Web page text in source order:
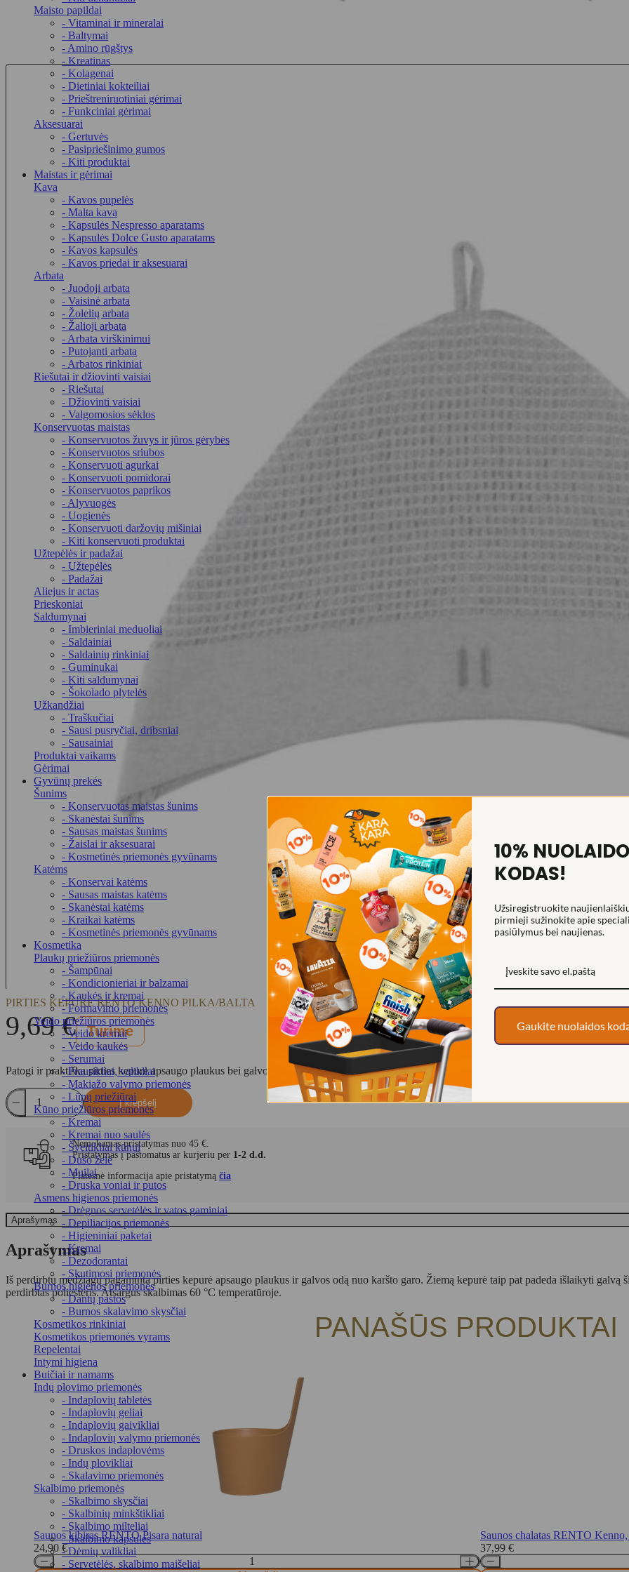
Maisto papildai
- Vitaminai ir mineralai
- Baltymai
- Amino rūgštys
- Kreatinas
- Kolagenai
- Dietiniai kokteiliai
- Prieštreniruotiniai gėrimai
- Funkciniai gėrimai
Aksesuarai
- Gertuvės
- Pasipriešinimo gumos
- Kiti produktai
Maistas ir gėrimai
Kava
- Kavos pupelės
- Malta kava
- Kapsulės Nespresso aparatams
- Kapsulės Dolce Gusto aparatams
- Kavos kapsulės
- Kavos priedai ir aksesuarai
Arbata
- Juodoji arbata
- Vaisinė arbata
- Žolelių arbata
- Žalioji arbata
- Arbata virškinimui
- Putojanti arbata
- Arbatos rinkiniai
Riešutai ir džiovinti vaisiai
- Riešutai
- Džiovinti vaisiai
- Valgomosios sėklos
Konservuotas maistas
- Konservuotos žuvys ir jūros gėrybės
- Konservuotos sriubos
- Konservuoti agurkai
- Konservuoti pomidorai
- Konservuotos paprikos
- Alyvuogės
- Uogienės
- Konservuoti daržovių mišiniai
- Kiti konservuoti produktai
Užtepėlės ir padažai
- Užtepėlės
- Padažai
Aliejus ir actas
Prieskoniai
Saldumynai
- Imbieriniai meduoliai
- Saldainiai
- Saldainių rinkiniai
- Guminukai
- Kiti saldumynai
- Šokolado plytelės
Užkandžiai
- Traškučiai
- Sausi pusryčiai, dribsniai
- Sausainiai
Produktai vaikams
Gėrimai
Gyvūnų prekės
Šunims
- Konservuotas maistas šunims
- Skanėstai šunims
- Sausas maistas šunims
- Žaislai ir aksesuarai
- Kosmetinės priemonės gyvūnams
Katėms
- Konservai katėms
- Sausas maistas katėms
- Skanėstai katėms
- Kraikai katėms
- Kosmetinės priemonės gyvūnams
Kosmetika
Plaukų priežiūros priemonės
- Šampūnai
- Kondicionieriai ir balzamai
- Kaukės ir kremai
- Formavimo priemonės
Veido priežiūros priemonės
- Veido kremai
- Veido kaukės
- Serumai
- Prausikliai, valikliai
- Makiažo valymo priemonės
- Lūpų priežiūrai
Kūno priežiūros priemonės
- Kremai
- Kremai nuo saulės
- Šveitikliai kūnui
- Dušo želė
- Muilai
- Druska voniai ir putos
Asmens higienos priemonės
- Drėgnos servetėlės ir vatos gaminiai
- Depiliacijos priemonės
- Higieniniai paketai
- Kremai
- Dezodorantai
- Skutimosi priemonės
Burnos higienos priemonės
- Dantų pastos
- Burnos skalavimo skysčiai
Kosmetikos rinkiniai
Kosmetikos priemonės vyrams
Repelentai
Intymi higiena
Buičiai ir namams
Indų plovimo priemonės
- Indaplovių tabletės
- Indaplovių geliai
- Indaplovių gaivikliai
- Indaplovių valymo priemonės
- Druskos indaplovėms
- Indų plovikliai
- Skalavimo priemonės
Skalbimo priemonės
- Skalbimo skysčiai
- Skalbinių minkštikliai
- Skalbimo milteliai
- Skalbimo kapsulės
- Dėmių valikliai
- Servetėlės, skalbimo maišeliai
PIRTIES KEPURĖ RENTO KENNO PILKA/BALTA
9,69€ Turime
Patogi ir praktiška pirties kepurė apsaugo plaukus bei galvos odą nuo karščio saunoje.
produkto
kiekis:
Pirties
kepurė
RENTO
Kenno
pilka/balta
Į krepšelį
Nemokamas pristatymas nuo 45 €.
Pristatymas į paštomatus ar kurjeriu per 1-2 d.d.
Platesnė informacija apie pristatymą čia
Aprašymas
Aprašymas
Iš perdirbtų medžiagų pagaminta pirties kepurė apsaugo plaukus ir galvos odą nuo karšto garo. Žiemą kepurė taip pat padeda išlaikyti
perdirbtas poliesteris. Atsargus skalbimas 60 °C temperatūroje.
PANAŠŪS PRODUKTAI
Saunos kibiras RENTO Pisara natural
24,90 €
Saunos chalatas RENTO
37,99 €
10%
KODAS!
Užsiregistruokite
pirmieji sužinokite apie
pasiūlymus bei naujienas.
Gaukite nuolaidos